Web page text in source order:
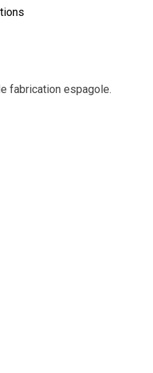
fabrication espagole.